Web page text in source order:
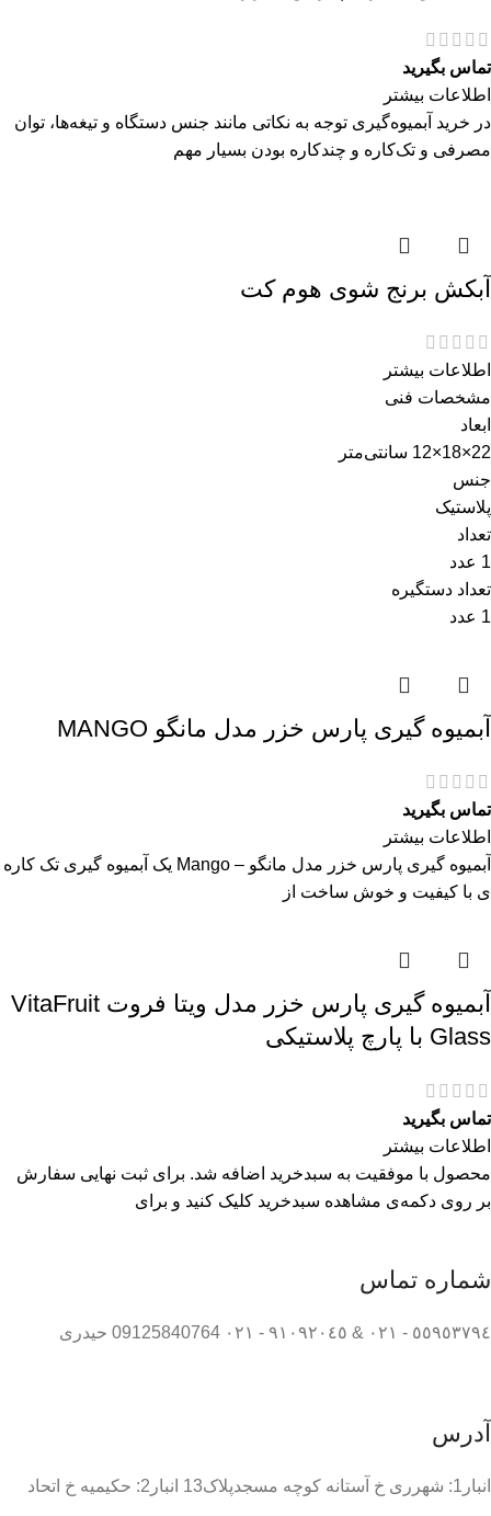
تماس بگیرید
اطلاعات بیشتر
در خرید آبمیوه‌گیری توجه به نکاتی مانند جنس دستگاه و تیغه‌ها، توان
مصرفی و تک‌کاره و چندکاره بودن بسیار مهم
آبکش برنج شوی هوم کت
اطلاعات بیشتر
مشخصات فنی
ابعاد
22×18×12 سانتی‌متر
جنس
پلاستیک
تعداد
1 عدد
تعداد دستگیره
1 عدد
آبمیوه گیری پارس خزر مدل مانگو MANGO
تماس بگیرید
اطلاعات بیشتر
آبمیوه گیری پارس خزر مدل مانگو – Mango یک آبمیوه گیری تک کاره
ی با کیفیت و خوش ساخت از
آبمیوه گیری پارس خزر مدل ویتا فروت VitaFruit
Glass با پارچ پلاستیکی
تماس بگیرید
اطلاعات بیشتر
محصول با موفقیت به سبدخرید اضافه شد. برای ثبت نهایی سفارش
بر روی دکمه‌ی مشاهده سبدخرید کلیک کنید و برای
شماره تماس
٥٥٩٥٣٧٩٤ - ٠٢١ & ٩١٠٩٢٠٤٥ - ٠٢١ 09125840764 حیدری
آدرس
انبار1: شهرری خ آستانه کوچه مسجدپلاک13 انبار2: حکیمیه خ اتحاد